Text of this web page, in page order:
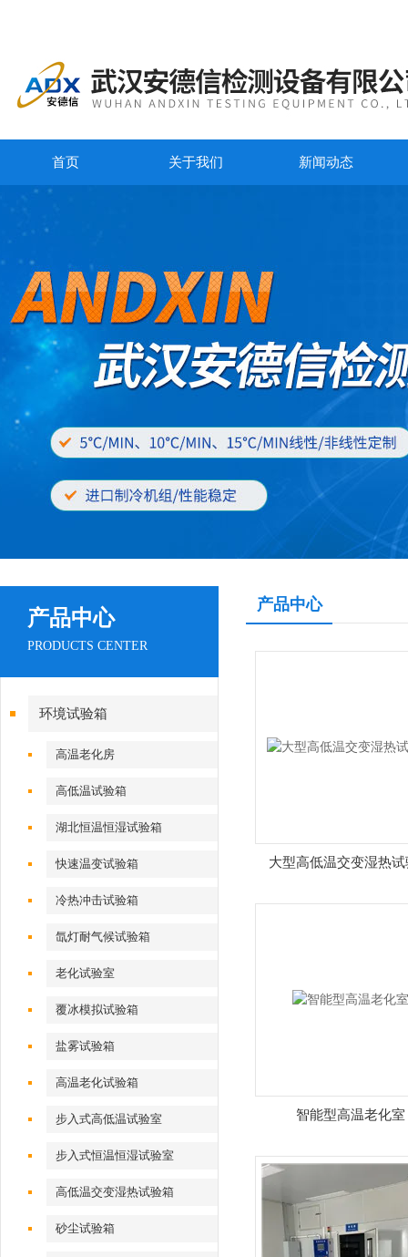
首页 关于我们 新闻动态
产品中心
PRODUCTS CENTER
环境试验箱
高温老化房
高低温试验箱
湖北恒温恒湿试验箱
快速温变试验箱
冷热冲击试验箱
氙灯耐气候试验箱
老化试验室
覆冰模拟试验箱
盐雾试验箱
高温老化试验箱
步入式高低温试验室
步入式恒温恒湿试验室
高低温交变湿热试验箱
砂尘试验箱
产品中心
大型高低温交变湿热
智能型高温老化室